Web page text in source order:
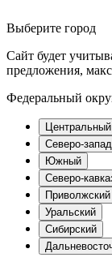
Выберите город
Сайт будет
предложения,
Федеральный
Центральный
Северо-
Южный
Северо-
Приволжский
Уральский
Сибирский